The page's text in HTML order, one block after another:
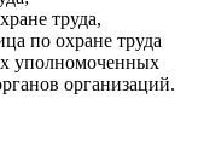
труда,
по охране труда
уполномоченных
организаций.